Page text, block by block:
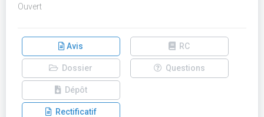
Ouvert
Avis RC
Dossier Questions
Dépôt
Rectificatif